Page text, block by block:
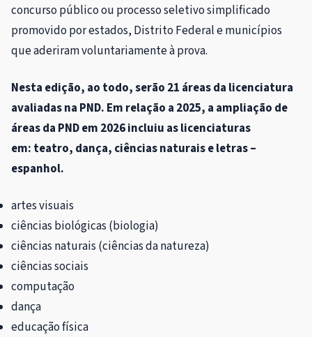
concurso público ou processo seletivo simplificado
promovido por estados, Distrito Federal e municípios
que aderiram voluntariamente à prova.
Nesta edição, ao todo, serão 21 áreas da licenciatura
avaliadas na PND. Em relação a 2025, a ampliação de
áreas da PND em 2026 incluiu as licenciaturas
em: teatro, dança, ciências naturais e letras –
espanhol.
artes visuais
ciências biológicas (biologia)
ciências naturais (ciências da natureza)
ciências sociais
computação
dança
educação física